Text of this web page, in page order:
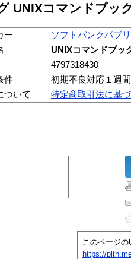
UNIXコマンドブッ
ー
ソフトバンクパブ
UNIXコマンドブッ
4797318430
件
初期不良対応１週
ついて
特定商取引法に基
このページの
https://